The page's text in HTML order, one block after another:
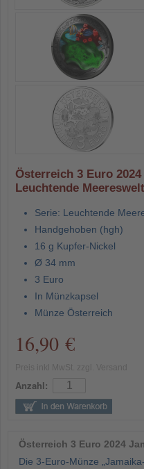
Österreich 3 Euro
Leuchtende
Serie: Leuchtende
Handgehoben (hgh)
16 g Kupfer-Nickel
Ø 34 mm
3 Euro
In Münzkapsel
Münze Österreich
16,90 €
Anzahl:
Österreich 3 Euro 2024
Die 3-Euro-Münze